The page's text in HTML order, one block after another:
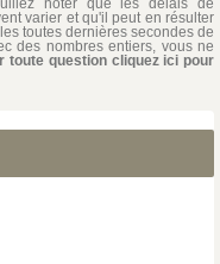
varier et qu'il peut en résulter
toutes dernières secondes de
des nombres entiers, vous ne
toute question cliquez ici pour